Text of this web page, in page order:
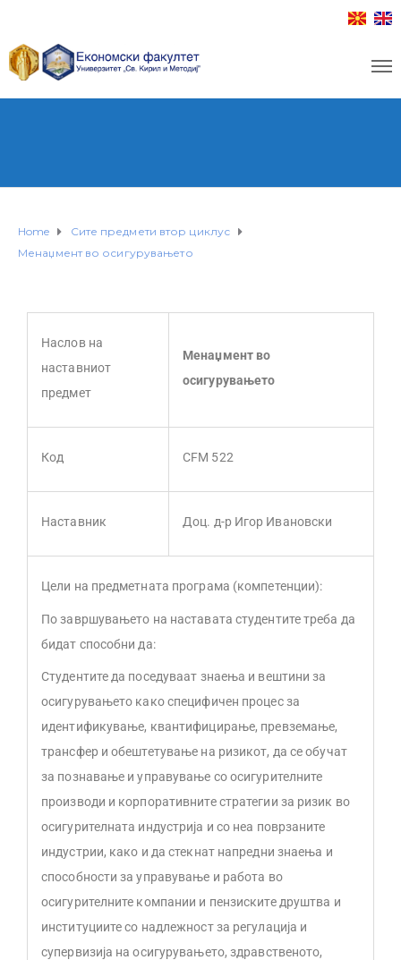
Home
Сите предмети втор циклус
Менаџмент во осигурувањето
Наслов на
наставниот
предмет
Менаџмент во
осигурувањето
Код CFM 522
Наставник Доц. д-р Игор Ивановски
Цели на предметната програма (компетенции):
По завршувањето на наставата студентите треба да
бидат способни да:
Студентите да поседуваат знаења и вештини за
осигурувањето како специфичен процес за
идентификување, квантифицирање, превземање,
трансфер и обештетување на ризикот, да се обучат
за познавање и управување со осигурителните
производи и корпоративните стратегии за ризик во
осигурителната индустрија и со неа поврзаните
индустрии, како и да стекнат напредни знаења и
способности за управување и работа во
осигурителните компании и пензиските друштва и
институциите со надлежност за регулација и
супервизија на осигурувањето, здравственото,